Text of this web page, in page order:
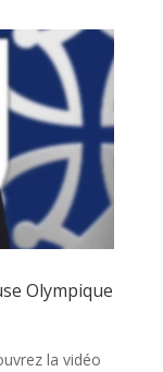
Olympique
la vidéo